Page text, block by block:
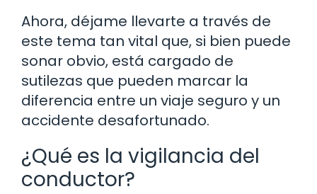
Ahora, déjame llevarte a través de
este tema tan vital que, si bien puede
sonar obvio, está cargado de
sutilezas que pueden marcar la
diferencia entre un viaje seguro y un
accidente desafortunado.
¿Qué es la vigilancia del
conductor?